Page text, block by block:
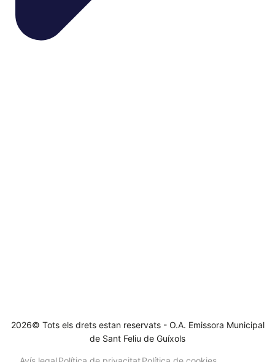
2026© Tots els drets estan reservats - O.A. Emissora Municipal
de Sant Feliu de Guíxols